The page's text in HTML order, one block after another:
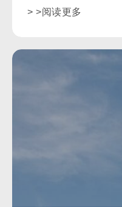
> >阅读更多